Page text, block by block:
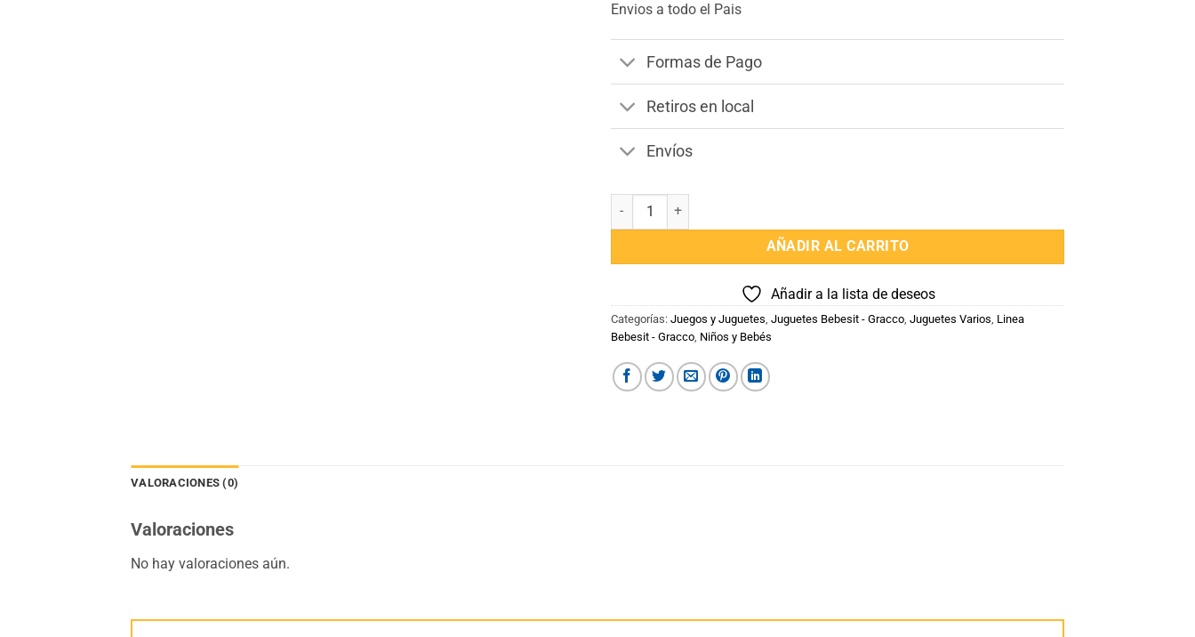
Envios a todo el Pais
Formas de Pago
Retiros en local
Envíos
Set de 4 piezas Coche de Muñecas, Baby Silla, Silla de comer y Practicuna cantidad
AÑADIR AL CARRITO
Añadir a la lista de deseos
Categorías: Juegos y Juguetes Juguetes Bebesit - Gracco Juguetes Varios Linea
Bebesit - Gracco Niños y Bebés
VALORACIONES (0)
Valoraciones
No hay valoraciones aún.